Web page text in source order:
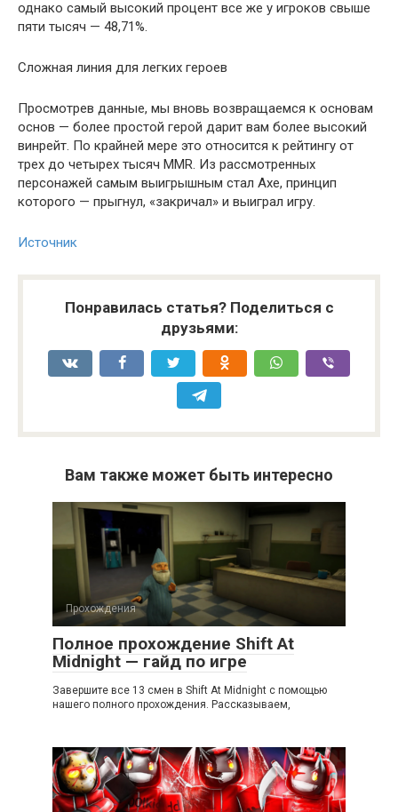
однако самый высокий процент все же у игроков свыше
пяти тысяч — 48,71%.
Сложная линия для легких героев
Просмотрев данные, мы вновь возвращаемся к основам
основ — более простой герой дарит вам более высокий
винрейт. По крайней мере это относится к рейтингу от
трех до четырех тысяч MMR. Из рассмотренных
персонажей самым выигрышным стал Axe, принцип
которого — прыгнул, «закричал» и выиграл игру.
Источник
Понравилась статья? Поделиться с
друзьями:
Вам также может быть интересно
Прохождения
Полное прохождение Shift At
Midnight — гайд по игре
Завершите все 13 смен в Shift At Midnight с помощью
нашего полного прохождения. Рассказываем,